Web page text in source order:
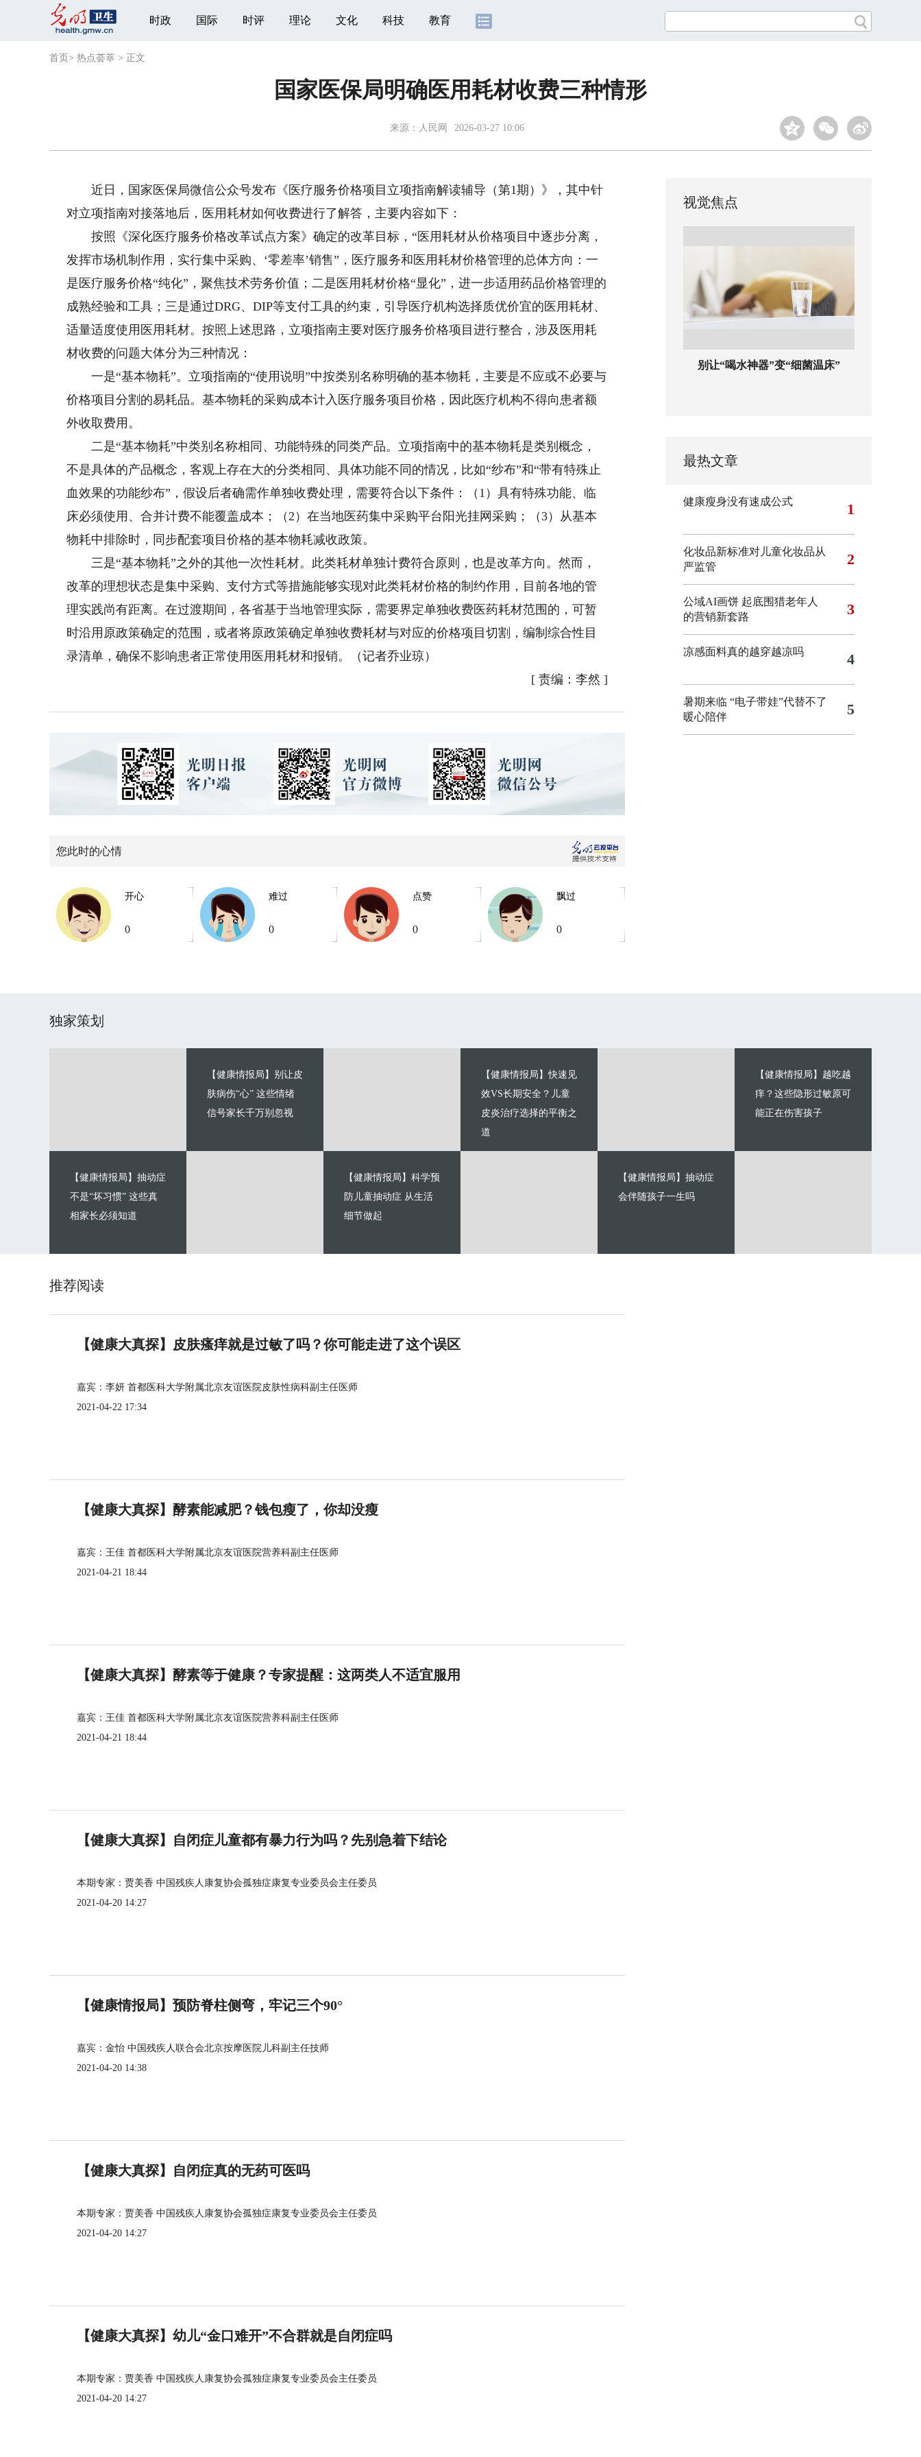
时政 国际 时评 理论 文化 科技 教育
首页 > 热点荟萃 > 正文
国家医保局明确医用耗材收费三种情形
来源： 人民网 2026-03-27 10:06
近日，国家医保局微信公众号发布《医疗服务价格项目立项指南解读辅导（第1期）》，其中针
对立项指南对接落地后，医用耗材如何收费进行了解答，主要内容如下：
按照《深化医疗服务价格改革试点方案》确定的改革目标，“医用耗材从价格项目中逐步分离，
发挥市场机制作用，实行集中采购、‘零差率’销售”，医疗服务和医用耗材价格管理的总体方向：一
是医疗服务价格“纯化”，聚焦技术劳务价值；二是医用耗材价格“显化”，进一步适用药品价格管理的
成熟经验和工具；三是通过DRG、DIP等支付工具的约束，引导医疗机构选择质优价宜的医用耗材、
适量适度使用医用耗材。按照上述思路，立项指南主要对医疗服务价格项目进行整合，涉及医用耗
材收费的问题大体分为三种情况：
一是“基本物耗”。立项指南的“使用说明”中按类别名称明确的基本物耗，主要是不应或不必要与
价格项目分割的易耗品。基本物耗的采购成本计入医疗服务项目价格，因此医疗机构不得向患者额
外收取费用。
二是“基本物耗”中类别名称相同、功能特殊的同类产品。立项指南中的基本物耗是类别概念，
不是具体的产品概念，客观上存在大的分类相同、具体功能不同的情况，比如“纱布”和“带有特殊止
血效果的功能纱布”，假设后者确需作单独收费处理，需要符合以下条件：（1）具有特殊功能、临
床必须使用、合并计费不能覆盖成本；（2）在当地医药集中采购平台阳光挂网采购；（3）从基本
物耗中排除时，同步配套项目价格的基本物耗减收政策。
三是“基本物耗”之外的其他一次性耗材。此类耗材单独计费符合原则，也是改革方向。然而，
改革的理想状态是集中采购、支付方式等措施能够实现对此类耗材价格的制约作用，目前各地的管
理实践尚有距离。在过渡期间，各省基于当地管理实际，需要界定单独收费医药耗材范围的，可暂
时沿用原政策确定的范围，或者将原政策确定单独收费耗材与对应的价格项目切割，编制综合性目
录清单，确保不影响患者正常使用医用耗材和报销。（记者乔业琼）
[ 责编：李然 ]
您此时的心情
开心
0
难过
0
点赞
0
飘过
0
视觉焦点
别让“喝水神器”变“细菌温床”
最热文章
健康瘦身没有速成公式 1
化妆品新标准对儿童化妆品从
严监管
2
公域AI画饼 起底围猎老年人
的营销新套路
3
凉感面料真的越穿越凉吗 4
暑期来临 “电子带娃”代替不了
暖心陪伴
5
独家策划
【健康情报局】别让皮
肤病伤“心” 这些情绪
信号家长千万别忽视
【健康情报局】抽动症
不是“坏习惯” 这些真
相家长必须知道
【健康情报局】快速见
效VS长期安全？儿童
皮炎治疗选择的平衡之
道
【健康情报局】科学预
防儿童抽动症 从生活
细节做起
【健康情报局】越吃越
痒？这些隐形过敏原可
能正在伤害孩子
【健康情报局】抽动症
会伴随孩子一生吗
推荐阅读
【健康大真探】皮肤瘙痒就是过敏了吗？你可能走进了这个误区
嘉宾：李妍 首都医科大学附属北京友谊医院皮肤性病科副主任医师
2021-04-22 17:34
【健康大真探】酵素能减肥？钱包瘦了，你却没瘦
嘉宾：王佳 首都医科大学附属北京友谊医院营养科副主任医师
2021-04-21 18:44
【健康大真探】酵素等于健康？专家提醒：这两类人不适宜服用
嘉宾：王佳 首都医科大学附属北京友谊医院营养科副主任医师
2021-04-21 18:44
【健康大真探】自闭症儿童都有暴力行为吗？先别急着下结论
本期专家：贾美香 中国残疾人康复协会孤独症康复专业委员会主任委员
2021-04-20 14:27
【健康情报局】预防脊柱侧弯，牢记三个90°
嘉宾：金怡 中国残疾人联合会北京按摩医院儿科副主任技师
2021-04-20 14:38
【健康大真探】自闭症真的无药可医吗
本期专家：贾美香 中国残疾人康复协会孤独症康复专业委员会主任委员
2021-04-20 14:27
【健康大真探】幼儿“金口难开”不合群就是自闭症吗
本期专家：贾美香 中国残疾人康复协会孤独症康复专业委员会主任委员
2021-04-20 14:27